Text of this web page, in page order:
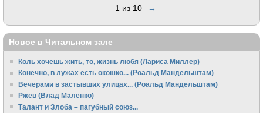
1 из 10 →
Новое в Читальном зале
Коль хочешь жить, то, жизнь любя (Лариса Миллер)
Конечно, в лужах есть окошко... (Роальд Мандельштам)
Вечерами в застывших улицах... (Роальд Мандельштам)
Ржев (Влад Маленко)
Талант и Злоба – пагубный союз...